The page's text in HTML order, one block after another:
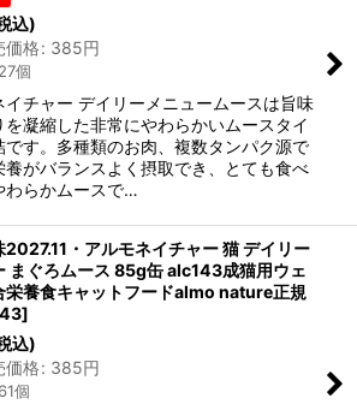
込)
価格: 385円
個
イチャー デイリーメニュームースは旨味
を凝縮した非常にやわらかいムースタイ
です。多種類のお肉、複数タンパク源で
養がバランスよく摂取でき、とても食べ
わらかムースで…
2027.11・アルモネイチャー 猫 デイリー
まぐろムース 85g缶 alc143成猫用ウェ
栄養食キャットフードalmo nature正規
]
込)
価格: 385円
個